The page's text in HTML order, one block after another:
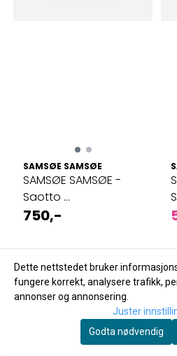
SAMSØE SAMSØE
SAMSØE SAMSØE -
Saotto ...
750,-
Kjøp
Dette nettstedet bruker
fungere korrekt, analysere trafikk,
annonser og annonsering.
Juster
Godta nødvendig